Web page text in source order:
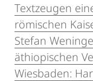
Textzeugen
römischen
Stefan
äthiopischen
Wiesbaden: